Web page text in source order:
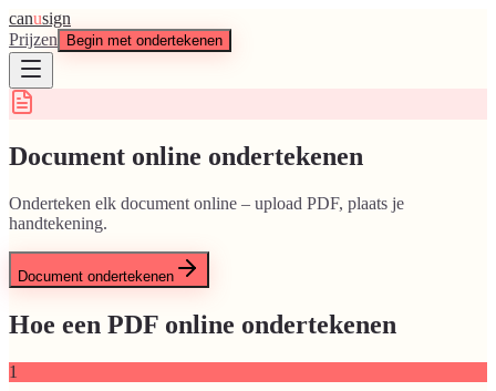
canusign
Prijzen
Begin met ondertekenen
Document online ondertekenen
Onderteken elk document online – upload PDF, plaats je
handtekening.
Document ondertekenen
Hoe een PDF online ondertekenen
1